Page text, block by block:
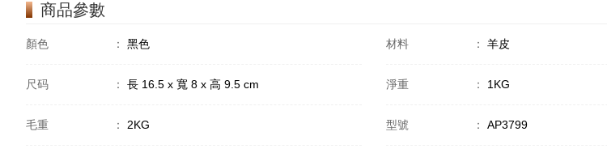
商品參數
顏色 ： 黑色 材料 ： 羊皮
尺码 ： 長 16.5 x 寬 8 x 高 9.5 cm 淨重 ： 1KG
毛重 ： 2KG 型號 ： AP3799